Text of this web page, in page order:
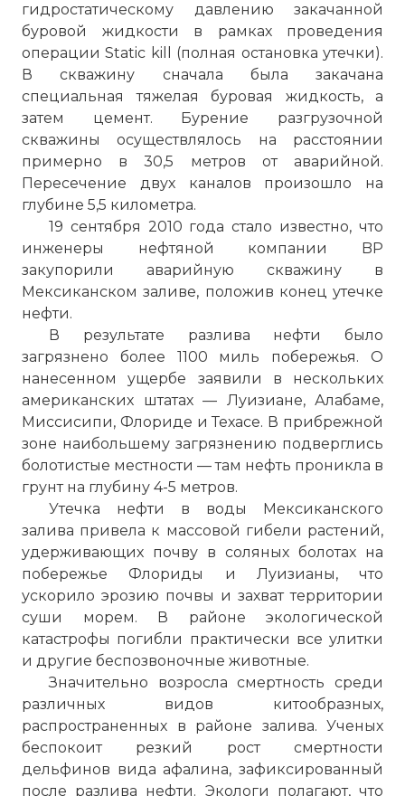
гидростатическому давлению закачанной
буровой жидкости в рамках проведения
операции Static kill (полная остановка утечки).
В скважину сначала была закачана
специальная тяжелая буровая жидкость, а
затем цемент. Бурение разгрузочной
скважины осуществлялось на расстоянии
примерно в 30,5 метров от аварийной.
Пересечение двух каналов произошло на
глубине 5,5 километра.
19 сентября 2010 года стало известно, что
инженеры нефтяной компании BP
закупорили аварийную скважину в
Мексиканском заливе, положив конец утечке
нефти.
В результате разлива нефти было
загрязнено более 1100 миль побережья. О
нанесенном ущербе заявили в нескольких
американских штатах — Луизиане, Алабаме,
Миссисипи, Флориде и Техасе. В прибрежной
зоне наибольшему загрязнению подверглись
болотистые местности — там нефть проникла в
грунт на глубину 4-5 метров.
Утечка нефти в воды Мексиканского
залива привела к массовой гибели растений,
удерживающих почву в соляных болотах на
побережье Флориды и Луизианы, что
ускорило эрозию почвы и захват территории
суши морем. В районе экологической
катастрофы погибли практически все улитки
и другие беспозвоночные животные.
Значительно возросла смертность среди
различных видов китообразных,
распространенных в районе залива. Ученых
беспокоит резкий рост смертности
дельфинов вида афалина, зафиксированный
после разлива нефти. Экологи полагают, что